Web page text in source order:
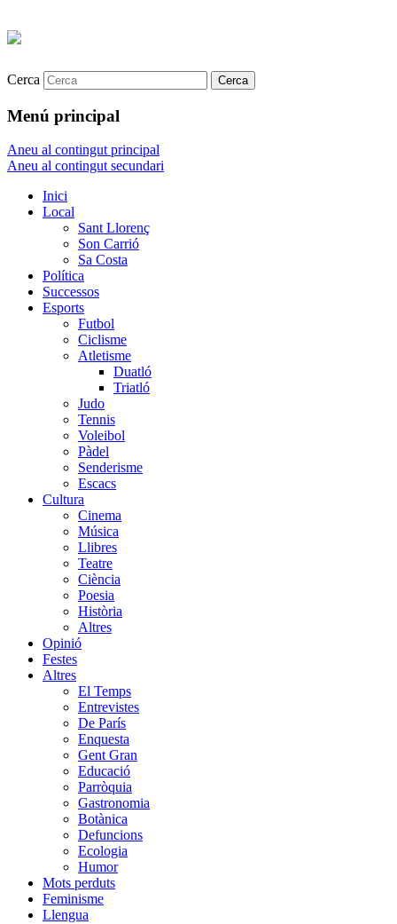
Cerca
Menú principal
Aneu al contingut principal
Aneu al contingut secundari
Inici
Local
Sant Llorenç
Son Carrió
Sa Costa
Política
Successos
Esports
Futbol
Ciclisme
Atletisme
Duatló
Triatló
Judo
Tennis
Voleibol
Pàdel
Senderisme
Escacs
Cultura
Cinema
Música
Llibres
Teatre
Ciència
Poesia
Història
Altres
Opinió
Festes
Altres
El Temps
Entrevistes
De París
Enquesta
Gent Gran
Educació
Parròquia
Gastronomia
Botànica
Defuncions
Ecologia
Humor
Mots perduts
Feminisme
Llengua